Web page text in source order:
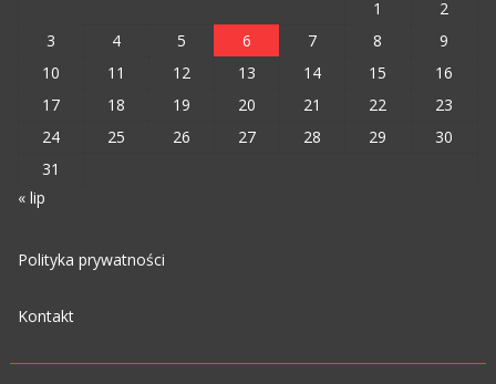
1
2
3
4 5 6 7 8
9
10
11 12 13 14 15
16
17
18 19 20 21 22
23
24
25 26 27 28 29
30
31
« lip
Polityka prywatności
Kontakt